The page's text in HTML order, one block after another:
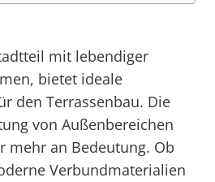
mit lebendiger
bietet ideale
den Terrassenbau. Die
von Außenbereichen
mehr an Bedeutung. Ob
Verbundmaterialien